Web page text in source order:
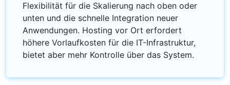
Flexibilität für die Skalierung nach oben oder
unten und die schnelle Integration neuer
Anwendungen. Hosting vor Ort erfordert
höhere Vorlaufkosten für die IT-Infrastruktur,
bietet aber mehr Kontrolle über das System.